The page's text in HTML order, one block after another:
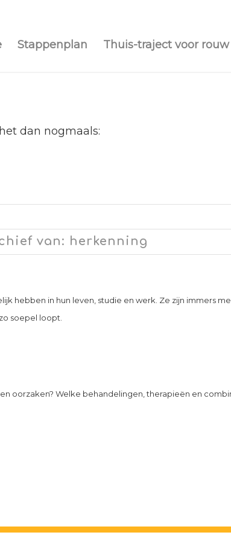
Stappenplan Thuis-traject voor rouw
dan nogmaals:
van: herkenning
hebben in hun leven, studie en werk. Ze zijn immers
soepel loopt.
oorzaken? Welke behandelingen, therapieën en